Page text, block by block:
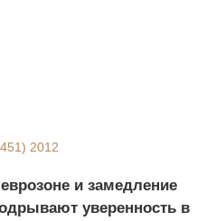
2012
и замедление
уверенность в